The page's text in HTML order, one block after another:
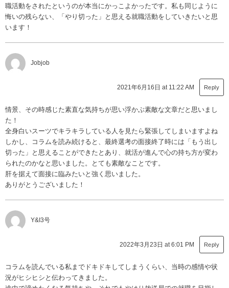
職活動をされたというのが本当にかっこよかったです。私も同じように
悔いの残らない、「やり切った」と思える就職活動をしていきたいと思
います！
Jobjob
2021年6月16日 at 11:22 AM Reply
情景、その時感じた素直な気持ちが思い浮かぶ素敵な文章だと思いまし
た！
全身白いスーツでキラキラしている人を見たら緊張してしまいますよね
しかし、コラムを読み続けると、最終選考の面接終了時には「もう出し
切った」と思えることができたとあり、就活が進んで心の持ち方が変わ
られたのかなと思いました。とても素敵なことです。
肝を据えて面接に臨みたいと強く思いました。
ありがとうございました！
Y&I3号
2022年3月23日 at 6:01 PM Reply
コラムを読んでいる私までドキドキしてしまうくらい、当時の感情や状
況がヒシヒシと伝わってきました。